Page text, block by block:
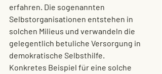
erfahren. Die sogenannten
Selbstorganisationen entstehen in
solchen Milieus und verwandeln die
gelegentlich betuliche Versorgung in
demokratische Selbsthilfe.
Konkretes Beispiel für eine solche